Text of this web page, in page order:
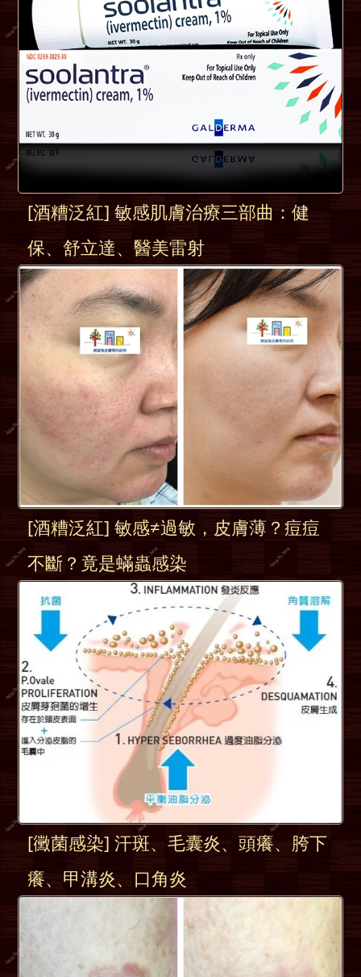
[酒糟泛紅] 敏感肌膚治療三部曲：健
保、舒立達、醫美雷射
[酒糟泛紅] 敏感≠過敏，皮膚薄？痘痘
不斷？竟是蟎蟲感染
[黴菌感染] 汗斑、毛囊炎、頭癢、胯下
癢、甲溝炎、口角炎